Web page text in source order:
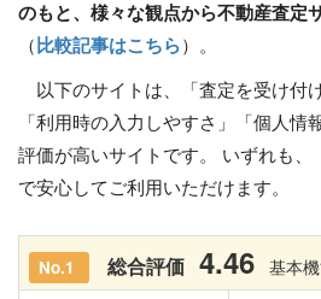
のもと、様々な観点から不動産査定
（ 比較記事はこちら ）。
以下のサイトは、「査定を受け付
「利用時の入力しやすさ」「個人情
評価が高いサイトです。 いずれも、
で安心してご利用いただけます。